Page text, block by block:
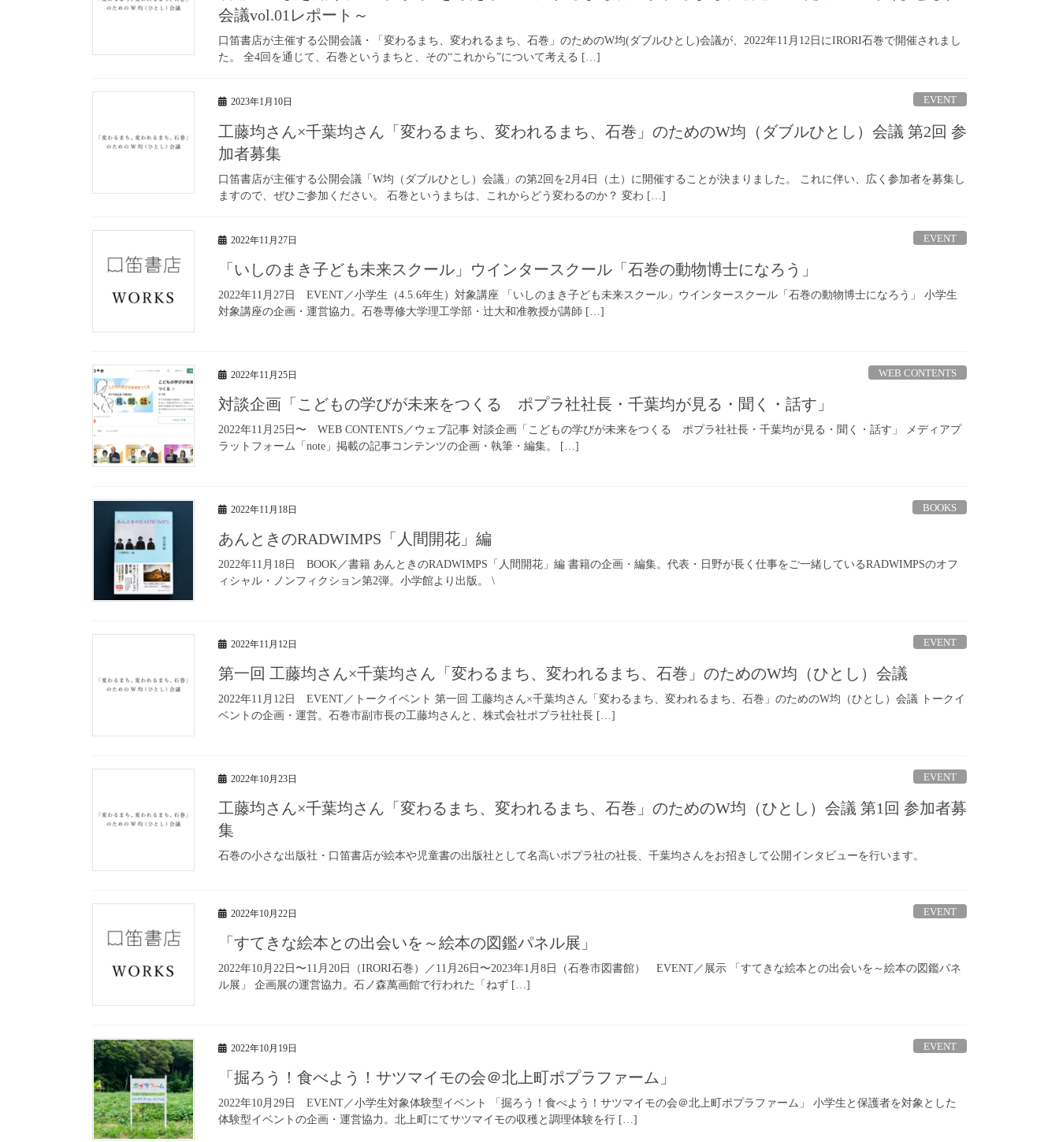
会議vol.01レポート～
口笛書店が主催する公開会議・「変わるまち、変われるまち、石巻」のためのW均(ダブルひとし)会議が、2022年11月12日にIRORI石巻で開催されまし
た。 全4回を通じて、石巻というまちと、その“これから”について考える […]
2023年1月10日 EVENT
工藤均さん×千葉均さん「変わるまち、変われるまち、石巻」のためのW均（ダブルひとし）会議 第2回 参
加者募集
口笛書店が主催する公開会議「W均（ダブルひとし）会議」の第2回を2月4日（土）に開催することが決まりました。 これに伴い、広く参加者を募集し
ますので、ぜひご参加ください。 石巻というまちは、これからどう変わるのか？ 変わ […]
2022年11月27日 EVENT
「いしのまき子ども未来スクール」ウインタースクール「石巻の動物博士になろう」
2022年11月27日 EVENT／小学生（4.5.6年生）対象講座 「いしのまき子ども未来スクール」ウインタースクール「石巻の動物博士になろう」 小学生
対象講座の企画・運営協力。石巻専修大学理工学部・辻大和准教授が講師 […]
2022年11月25日 WEB CONTENTS
対談企画「こどもの学びが未来をつくる ポプラ社社長・千葉均が見る・聞く・話す」
2022年11月25日〜 WEB CONTENTS／ウェブ記事 対談企画「こどもの学びが未来をつくる ポプラ社社長・千葉均が見る・聞く・話す」 メディアプ
ラットフォーム「note」掲載の記事コンテンツの企画・執筆・編集。 […]
2022年11月18日 BOOKS
あんときのRADWIMPS「人間開花」編
2022年11月18日 BOOK／書籍 あんときのRADWIMPS「人間開花」編 書籍の企画・編集。代表・日野が長く仕事をご一緒しているRADWIMPSのオフ
ィシャル・ノンフィクション第2弾。小学館より出版。 \
2022年11月12日 EVENT
第一回 工藤均さん×千葉均さん「変わるまち、変われるまち、石巻」のためのW均（ひとし）会議
2022年11月12日 EVENT／トークイベント 第一回 工藤均さん×千葉均さん「変わるまち、変われるまち、石巻」のためのW均（ひとし）会議 トークイ
ベントの企画・運営。石巻市副市長の工藤均さんと、株式会社ポプラ社社長 […]
2022年10月23日 EVENT
工藤均さん×千葉均さん「変わるまち、変われるまち、石巻」のためのW均（ひとし）会議 第1回 参加者募
集
石巻の小さな出版社・口笛書店が絵本や児童書の出版社として名高いポプラ社の社長、千葉均さんをお招きして公開インタビューを行います。
2022年10月22日 EVENT
「すてきな絵本との出会いを～絵本の図鑑パネル展」
2022年10月22日〜11月20日（IRORI石巻）／11月26日〜2023年1月8日（石巻市図書館） EVENT／展示 「すてきな絵本との出会いを～絵本の図鑑パネ
ル展」 企画展の運営協力。石ノ森萬画館で行われた「ねず […]
2022年10月19日 EVENT
「掘ろう！食べよう！サツマイモの会＠北上町ポプラファーム」
2022年10月29日 EVENT／小学生対象体験型イベント 「掘ろう！食べよう！サツマイモの会＠北上町ポプラファーム」 小学生と保護者を対象とした
体験型イベントの企画・運営協力。北上町にてサツマイモの収穫と調理体験を行 […]